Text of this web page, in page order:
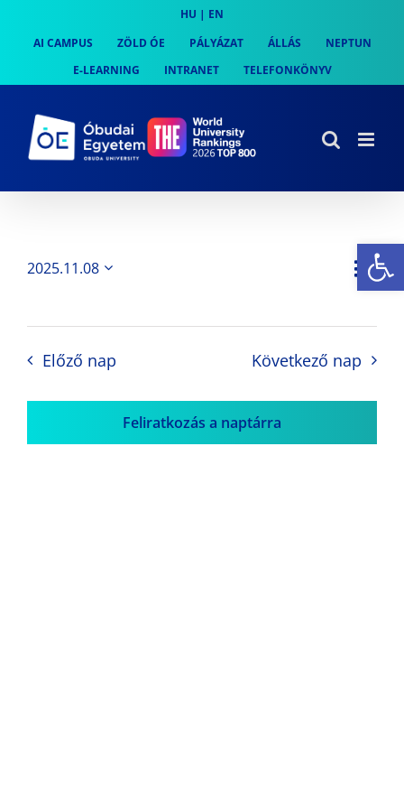
content
HU | EN
AI CAMPUS
ZÖLD ÓE PÁLYÁZAT ÁLLÁS
NEPTUN
E-LEARNING
INTRANET TELEFONKÖNYV
Nap
2025.11.08
Előző nap Következő nap
Feliratkozás a naptárra